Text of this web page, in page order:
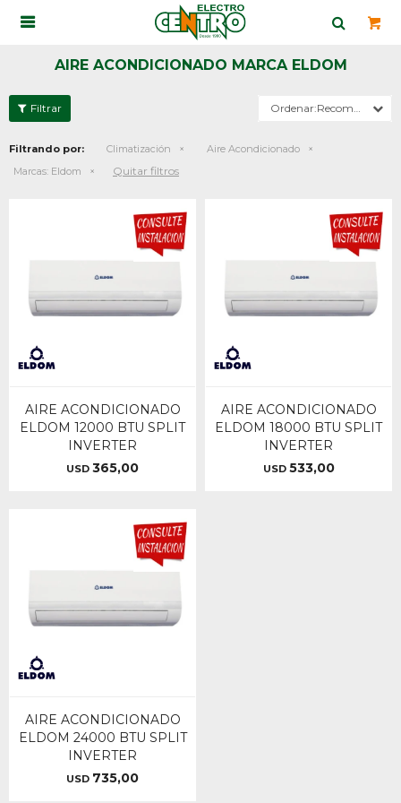

AIRE ACONDICIONADO MARCA ELDOM
Recomendados
Filtrando por: Climatización
Aire Acondicionado
Marcas: Eldom Quitar filtros
AIRE ACONDICIONADO
ELDOM 12000 BTU SPLIT
INVERTER
USD 365,00
AIRE ACONDICIONADO
ELDOM 18000 BTU SPLIT
INVERTER
USD 533,00
AIRE ACONDICIONADO
ELDOM 24000 BTU SPLIT
INVERTER
USD 735,00